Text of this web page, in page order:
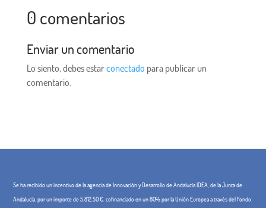
0 comentarios
Enviar un comentario
Lo siento, debes estarconectado para publicar un
comentario.
Se ha recibido un incentivo de la agencia de Innovación y Desarrollo de Andalucía IDEA, de la Junta de
Andalucía, por un importe de 5.812,50 €, cofinanciado en un 80% por la Unión Europea a través del Fondo